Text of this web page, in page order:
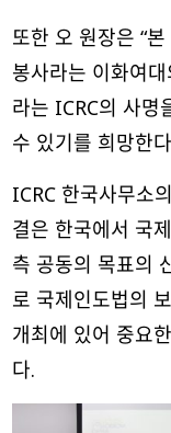
또한 오 원장은 “
봉사라는 이화여
라는 ICRC의 사명
수 있기를 희망한
ICRC 한국사무소
결은 한국에서 국
측 공동의 목표의
로 국제인도법의
개최에 있어 중요
다.